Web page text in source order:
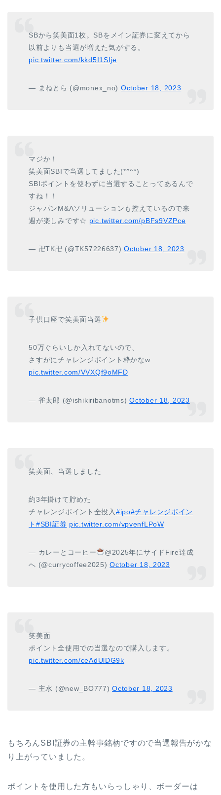
SBから笑美面1枚。SBをメイン証券に変えてから
以前よりも当選が増えた気がする。
pic.twitter.com/kkd5I1SIje
— まねとら (@monex_no) October 18, 2023
マジか！
笑美面SBIで当選してました(*^^*)
SBIポイントを使わずに当選することってあるんで
すね！！
ジャパンM&Aソリューションも控えているので来
週が楽しみです☆ pic.twitter.com/pBFs9VZPce
— 卍TK卍 (@TK57226637)October 18, 2023
子供口座で笑美面当選
50万ぐらいしか入れてないので、
さすがにチャレンジポイント枠かなw
pic.twitter.com/VVXQf9oMFD
— 雀太郎 (@ishikiribanotms)October 18, 2023
笑美面、当選しました
約3年掛けて貯めた
チャレンジポイント全投入 #ipo#チャレンジポイン
ト #SBI証券 pic.twitter.com/vpvenfLPoW
— カレーとコーヒー
@2025年にサイドFire達成
へ (@currycoffee2025)October 18, 2023
笑美面
ポイント全使用での当選なので購入します。
pic.twitter.com/ceAdUlDG9k
— 主水 (@new_BO777)October 18, 2023
もちろんSBI証券の主幹事銘柄ですので当選報告がかな
り上がっていました。
ポイントを使用した方もいらっしゃり、ボーダーは